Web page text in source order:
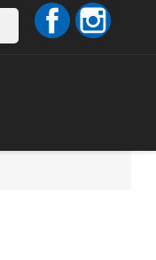
Facebook